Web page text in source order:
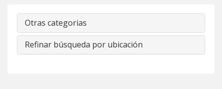
Otras categorias
Refinar búsqueda por ubicación